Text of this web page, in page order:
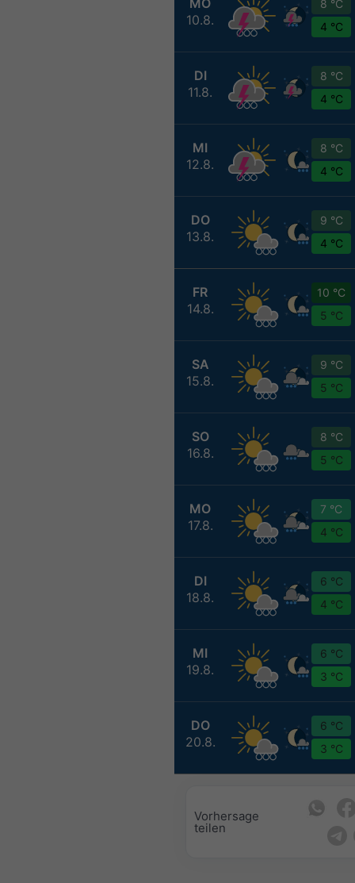
MO
10.8.
8 °C
4 °C
DI
11.8.
8 °C
4 °C
MI
12.8.
8 °C
4 °C
DO
13.8.
9 °C
4 °C
FR
14.8.
10 °C
5 °C
SA
15.8.
9 °C
5 °C
SO
16.8.
8 °C
5 °C
MO
17.8.
7 °C
4 °C
DI
18.8.
6 °C
4 °C
MI
19.8.
6 °C
3 °C
DO
20.8.
6 °C
3 °C
Vorhersage
teilen